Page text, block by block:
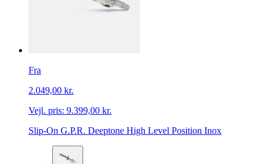
Fra
2.049,00 kr.
Vejl. pris: 9.399,00 kr.
Slip-On G.P.R. Deeptone High Level Position Inox